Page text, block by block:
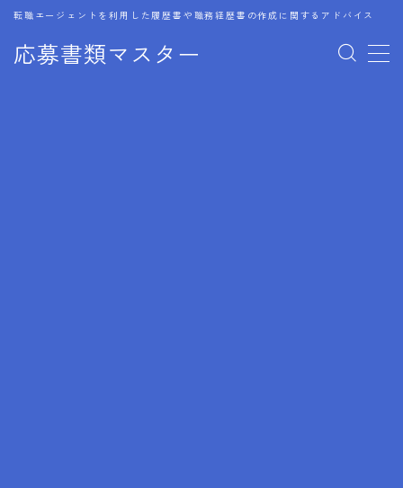
応募書類マスター
転職エージェントを利用した履歴書や職務経歴書の作成に関するアドバイス
MENU